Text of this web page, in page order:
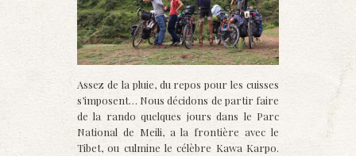
Assez de la pluie, du repos pour les cuisses
s’imposent… Nous décidons de partir faire
de la rando quelques jours dans le Parc
National de Meili, a la frontière avec le
Tibet, ou culmine le célèbre Kawa Karpo.